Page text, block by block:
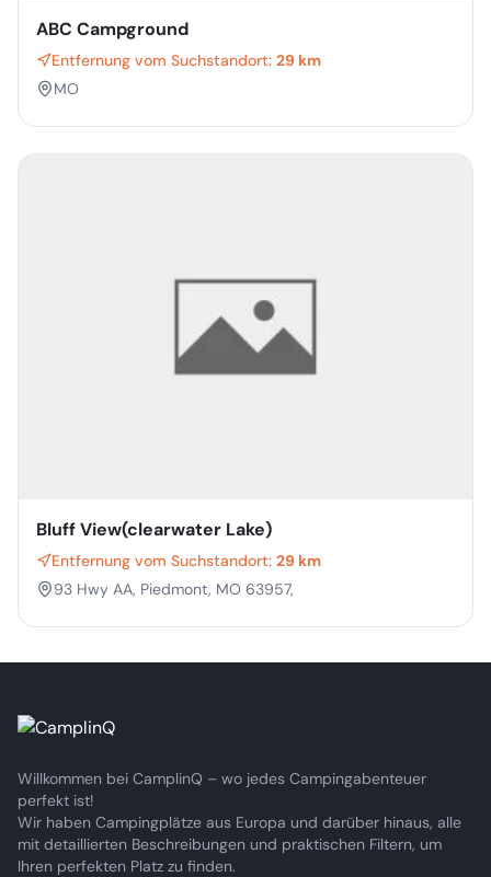
ABC Campground
Entfernung vom Suchstandort: 29 km
MO
Bluff View(clearwater Lake)
Entfernung vom Suchstandort: 29 km
93 Hwy AA, Piedmont, MO 63957,
Willkommen bei CamplinQ – wo jedes Campingabenteuer
perfekt ist!
Wir haben Campingplätze aus Europa und darüber hinaus, alle
mit detaillierten Beschreibungen und praktischen Filtern, um
Ihren perfekten Platz zu finden.